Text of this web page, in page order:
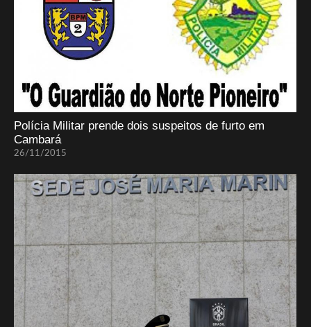
Polícia Militar prende dois suspeitos de furto em
Cambará
26/11/2015